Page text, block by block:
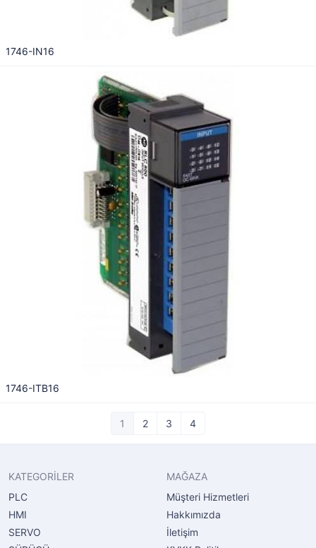
1746-IN16
1746-ITB16
1 2 3 4
KATEGORİLER
PLC
HMI
SERVO
MAĞAZA
Müşteri Hizmetleri
Hakkımızda
İletişim